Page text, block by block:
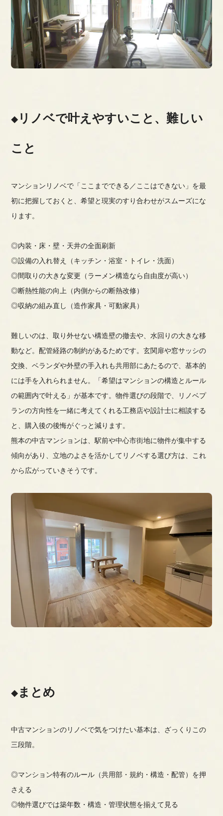
リノベで叶えやすいこと、難しい
こと
マンションリノベで「ここまでできる／ここはできない」を最
初に把握しておくと、希望と現実のすり合わせがスムーズにな
ります。
◎内装・床・壁・天井の全面刷新
◎設備の入れ替え（キッチン・浴室・トイレ・洗面）
◎間取りの大きな変更（ラーメン構造なら自由度が高い）
◎断熱性能の向上（内側からの断熱改修）
◎収納の組み直し（造作家具・可動家具）
難しいのは、取り外せない構造壁の撤去や、水回りの大きな移
動など。配管経路の制約があるためです。玄関扉や窓サッシの
交換、ベランダや外壁の手入れも共用部にあたるので、基本的
には手を入れられません。「希望はマンションの構造とルール
の範囲内で叶える」が基本です。物件選びの段階で、リノベプ
ランの方向性を一緒に考えてくれる工務店や設計士に相談する
と、購入後の後悔がぐっと減ります。
熊本の中古マンションは、駅前や中心市街地に物件が集中する
傾向があり、立地のよさを活かしてリノベする選び方は、これ
から広がっていきそうです。
まとめ
中古マンションのリノベで気をつけたい基本は、ざっくりこの
三段階。
◎マンション特有のルール（共用部・規約・構造・配管）を押
さえる
◎物件選びでは築年数・構造・管理状態を揃えて見る